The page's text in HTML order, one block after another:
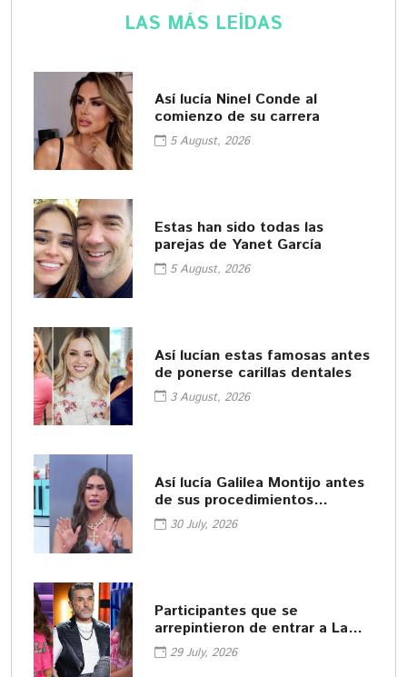
LAS MÁS LEÍDAS
Así lucía Ninel Conde al
comienzo de su carrera
5 August, 2026
Estas han sido todas las
parejas de Yanet García
5 August, 2026
Así lucían estas famosas antes
de ponerse carillas dentales
3 August, 2026
Así lucía Galilea Montijo antes
de sus procedimientos
cosméticos
30 July, 2026
Participantes que se
arrepintieron de entrar a La
Casa de los Famosos
29 July, 2026